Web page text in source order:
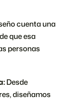
cuenta una
que esa
personas
Desde
diseñamos